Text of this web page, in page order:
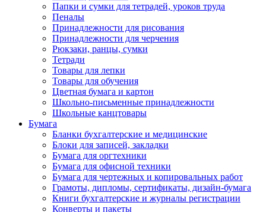
Папки и сумки для тетрадей, уроков труда
Пеналы
Принадлежности для рисования
Принадлежности для черчения
Рюкзаки, ранцы, сумки
Тетради
Товары для лепки
Товары для обучения
Цветная бумага и картон
Школьно-письменные принадлежности
Школьные канцтовары
Бумага
Бланки бухгалтерские и медицинские
Блоки для записей, закладки
Бумага для оргтехники
Бумага для офисной техники
Бумага для чертежных и копировальных работ
Грамоты, дипломы, сертификаты, дизайн-бумага
Книги бухгалтерские и журналы регистрации
Конверты и пакеты